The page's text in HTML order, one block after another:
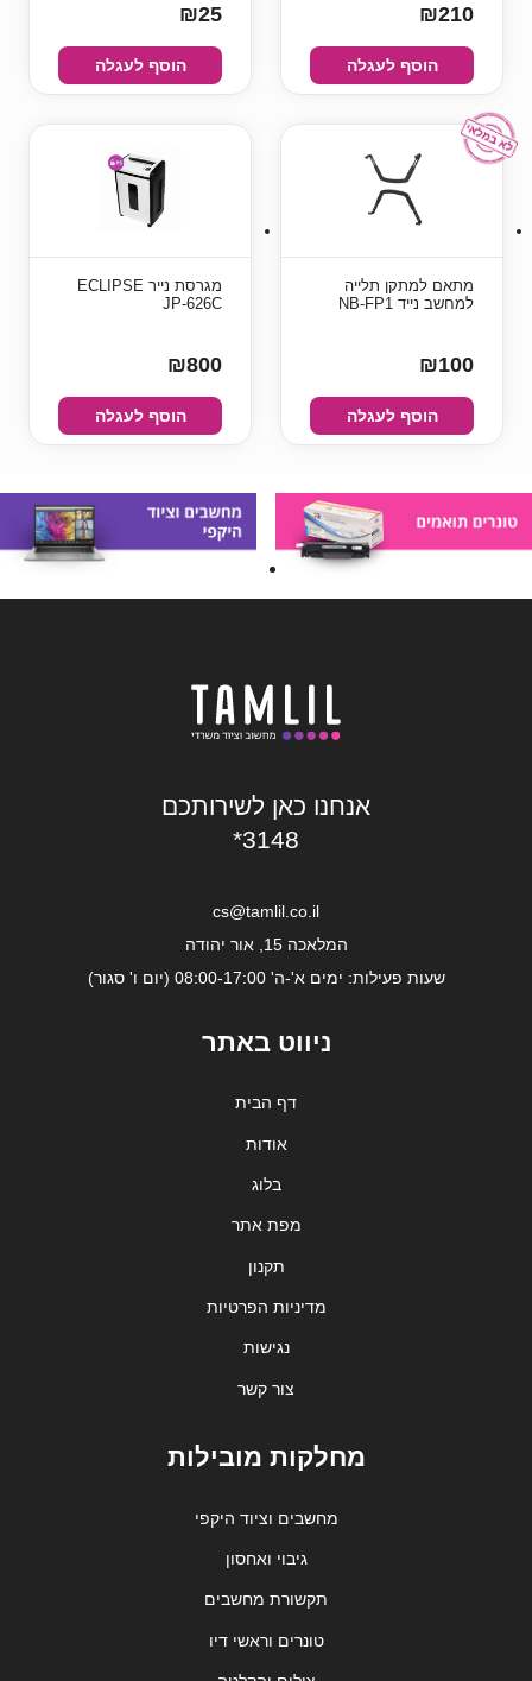
₪210
הוסף לעגלה
₪25
הוסף לעגלה
מתאם למתקן תלייה
למחשב נייד NB-FP1
₪100
הוסף לעגלה
מגרסת נייר ECLIPSE
JP-626C
₪800
הוסף לעגלה
אנחנו כאן לשירותכם
*3148
cs@tamlil.co.il
המלאכה 15, אור יהודה
שעות פעילות: ימים א'-ה' 08:00-17:00 (יום ו' סגור)
ניווט באתר
דף הבית
אודות
בלוג
מפת אתר
תקנון
מדיניות הפרטיות
נגישות
צור קשר
מחלקות מובילות
מחשבים וציוד היקפי
גיבוי ואחסון
תקשורת מחשבים
טונרים וראשי דיו